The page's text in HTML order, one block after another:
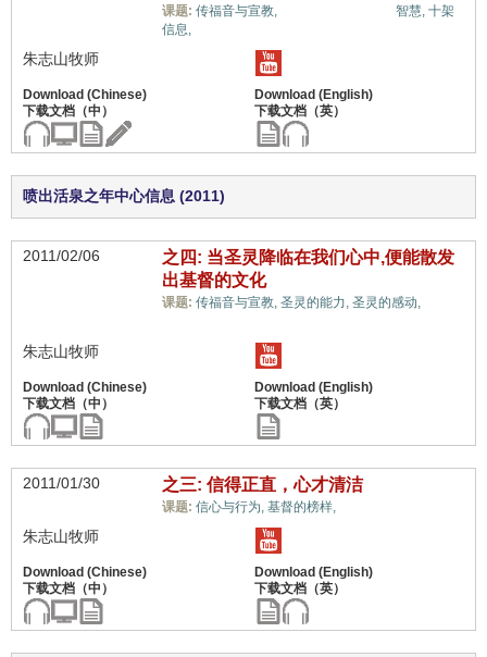
课题: 传福音与宣教, 智慧, 十架
信息,
朱志山牧师
喷出活泉之年中心信息 (2011)
2011/02/06
之四: 当圣灵降临在我们心中,便能散发
出基督的文化
课题: 传福音与宣教, 圣灵的能力, 圣灵的感动,
朱志山牧师
2011/01/30 之三: 信得正直，心才清洁
课题: 信心与行为, 基督的榜样,
朱志山牧师